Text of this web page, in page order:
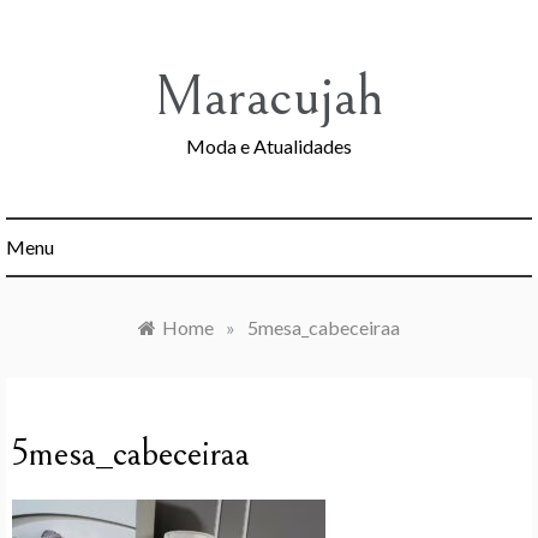
Maracujah
Moda e Atualidades
Menu
Home » 5mesa_cabeceiraa
5mesa_cabeceiraa